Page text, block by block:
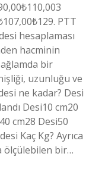
PTT
hesaplaması
hacminin
bir
uzunluğu ve
ne kadar? Desi
Desi10 cm20
cm28 Desi50
Kaç Kg? Ayrıca
ölçülebilen bir…